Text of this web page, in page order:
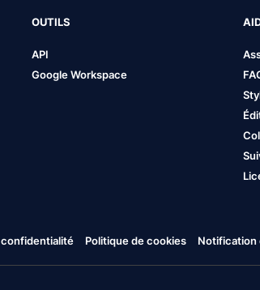
OUTILS
API
Google Workspace
confidentialité Politique de cookies Notification